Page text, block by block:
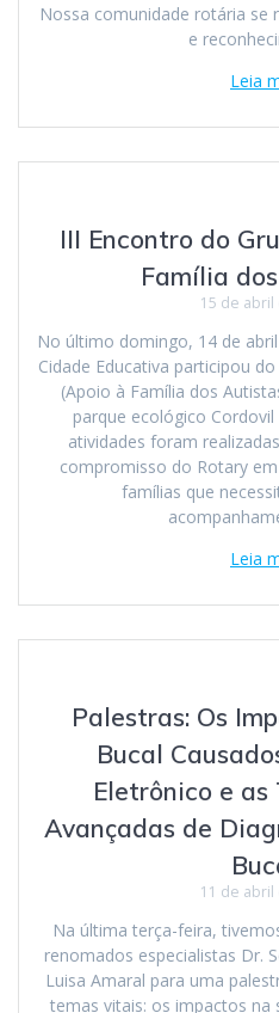
Nossa comunidade rotária se
e
Leia
III Encontro do
Família
15 de abril
No último domingo, 14 de
Cidade Educativa participou
(Apoio à Família dos
parque ecológico
atividades foram
compromisso do Rotary
famílias que
Leia
Palestras: Os
Bucal
Eletrônico e as
Avançadas de
11 de abril
Na última terça-feira,
renomados especialistas Dr.
Luisa Amaral para uma
temas vitais: os impactos na